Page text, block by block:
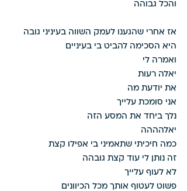
והכל גבוהה
אז אחרי שהגענו לעמק השווה בעיניני גובה
היא הסכימה להביט בי בעיניים
ואמרה לי
יאלה רעות
את יודעת מה
אני סומכת עלייך
נלך ביחד את המסע הזה
יאלהההה
כמה חיכיתי שתאמיני בי אפילו קצת
זה נותן לי עוד קצת גובהה
לא לעוף עלייך
פשוט לעטוף אותך מכל הכיוונים